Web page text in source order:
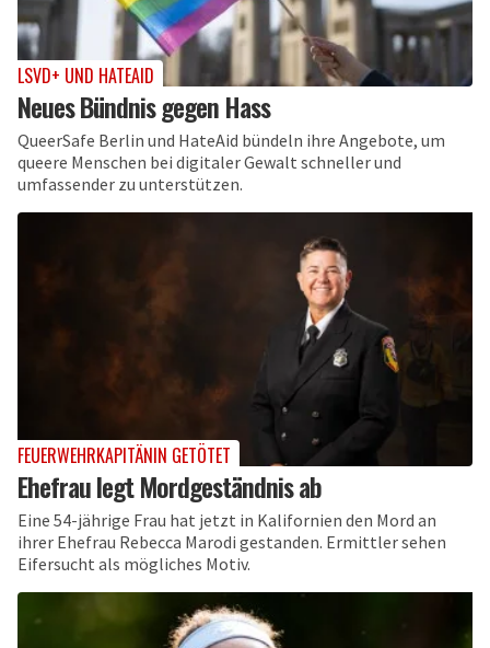
LSVD+ UND HATEAID
Neues Bündnis gegen Hass
QueerSafe Berlin und HateAid bündeln ihre Angebote, um
queere Menschen bei digitaler Gewalt schneller und
umfassender zu unterstützen.
FEUERWEHRKAPITÄNIN GETÖTET
Ehefrau legt Mordgeständnis ab
Eine 54-jährige Frau hat jetzt in Kalifornien den Mord an
ihrer Ehefrau Rebecca Marodi gestanden. Ermittler sehen
Eifersucht als mögliches Motiv.